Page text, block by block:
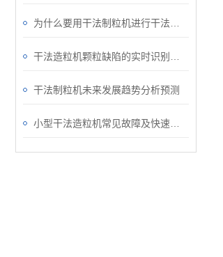
干法制粒机未来发展趋势分析预测